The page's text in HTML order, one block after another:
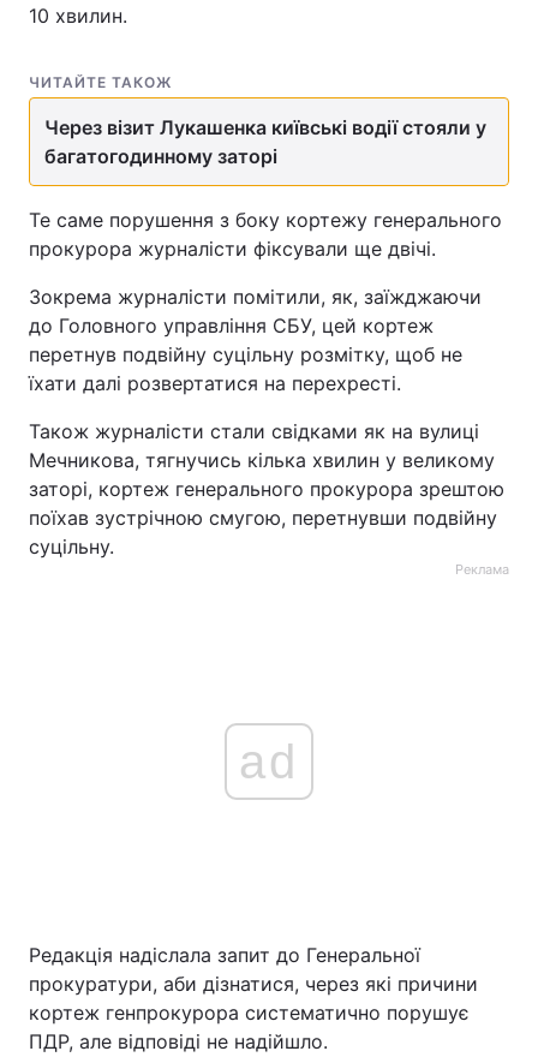
10 хвилин.
ЧИТАЙТЕ ТАКОЖ
Через візит Лукашенка київські водії стояли у
багатогодинному заторі
Те саме порушення з боку кортежу генерального
прокурора журналісти фіксували ще двічі.
Зокрема ж​урналісти помітили, як, заїжджаючи
до Головного управління СБУ, цей кортеж
перетнув подвійну суцільну розмітку, щоб не
їхати далі розвертатися на перехресті.
Також журналісти стали свідками як на вулиці
Мечникова, тягнучись кілька хвилин у великому
заторі, кортеж генерального прокурора зрештою
поїхав зустрічною смугою, перетнувши подвійну
суцільну.
Реклама
ad
Редакція надіслала запит до Генеральної
прокуратури, аби дізнатися, через які причини
кортеж генпрокурора систематично порушує
ПДР, але відповіді не надійшло.